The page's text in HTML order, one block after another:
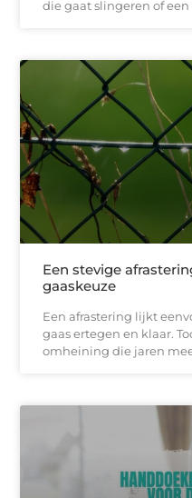
die gaat slingeren of een
Een stevige
gaaskeuze
Een afrastering lijkt
gaas ertegen en klaar.
omheining die jaren